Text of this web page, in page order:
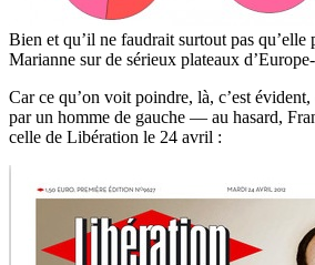
Bien et qu’il ne faudrait surtout pas
Marianne sur de sérieux plateaux
Car ce qu’on voit poindre, là, c’est
par un homme de gauche — au hasard,
celle de Libération le 24 avril :